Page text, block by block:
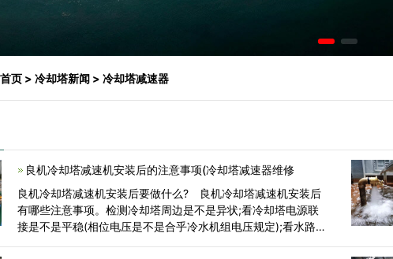
页 > 冷却塔新闻 > 冷却塔减速器
良机冷却塔减速机安装后的注意事项(冷却塔减速器维修
良机冷却塔减速机安装后要做什么? 良机冷却塔减速机安装后
有哪些注意事项。检测冷却塔周边是不是异状;看冷却塔电源联
接是不是平稳(相位电压是不是合乎冷水机组电压规定);看水路中